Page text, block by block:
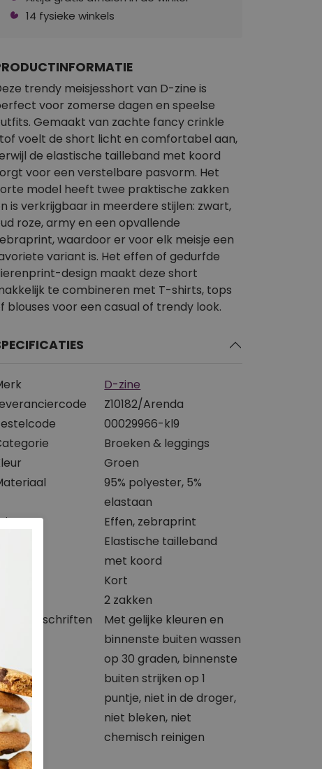
14 fysieke winkels
trendy meisjesshort van D-zine is
voor zomerse dagen en speelse
Gemaakt van zachte fancy crinkle
voelt de short licht en comfortabel aan,
de elastische tailleband met koord
voor een verstelbare pasvorm. Het
model heeft twee praktische zakken
is verkrijgbaar in meerdere stijlen: zwart,
roze, army en een opvallende
waardoor er voor elk meisje een
variant is. Het effen of gedurfde
design maakt deze short
te combineren met T-shirts, tops
blouses voor een casual of trendy look.
D-zine
Z10182/Arenda
00029966-kl9
Broeken & leggings
Groen
95% polyester, 5%
elastaan
Effen, zebraprint
Elastische tailleband
met koord
Kort
2 zakken
Wasvoorschriften
Met gelijke kleuren en
binnenste buiten wassen
op 30 graden, binnenste
buiten strijken op 1
puntje, niet in de droger,
niet bleken, niet
chemisch reinigen